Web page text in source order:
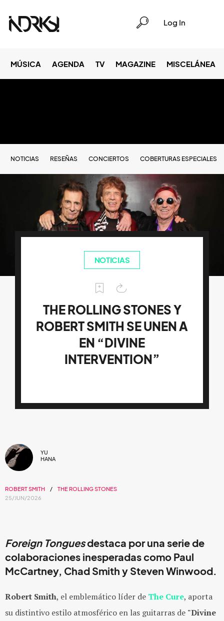
Log In
MÚSICA AGENDA TV MAGAZINE MISCELÁNEA
NOTICIAS RESEÑAS CONCIERTOS COBERTURAS ESPECIALES
NOTICIAS
THE ROLLING STONES Y
ROBERT SMITH SE UNEN A
EN “DIVINE
INTERVENTION”
YU
HANA
ROBERT SMITH
THE ROLLING STONES
25/JUN/2026
Foreign Tonguesdestaca por una serie de
colaboraciones inesperadas como Paul
McCartney, Chad Smith y Steven Winwood.
Robert Smith, el emblemático líder de The Cure, aporta
su distintivo estilo atmosférico en las guitarras de "Divine